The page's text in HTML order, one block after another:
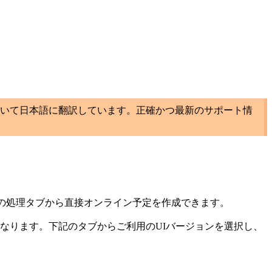
て日本語に翻訳しています。正確かつ最新のサポート情
理タブから直接オンライン予定を作成できます。
ります。下記のタブからご利用のUIバージョンを選択し、